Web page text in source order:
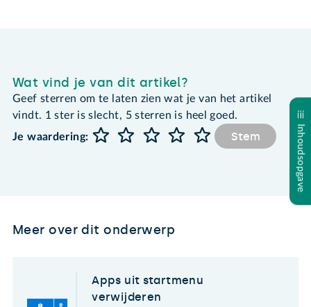
Inhoudsopgave
Wat vind je van dit artikel?
Geef sterren om te laten zien wat je van het artikel
vindt. 1 ster is slecht, 5 sterren is heel goed.
Je waardering:
Stem
Meer over dit onderwerp
Apps uit startmenu
verwijderen